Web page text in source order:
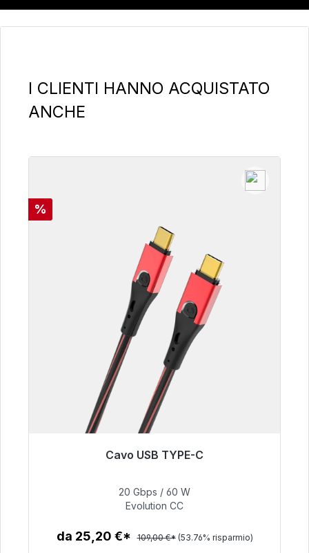
Salta la galleria dei prodotti
I CLIENTI HANNO ACQUISTATO
ANCHE
Sconto
%
Cavo USB TYPE-C
Pronto per la spedizione immediata, tempo di
50,40 €
20 Gbps / 60 W
Evolution CC
da 25,20 €* 109,00 €* (53.76% risparmio)